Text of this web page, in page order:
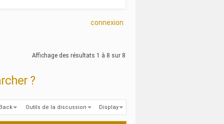
connexion
Affichage des résultats 1 à 8 sur 8
?
Outils de la discussion Display